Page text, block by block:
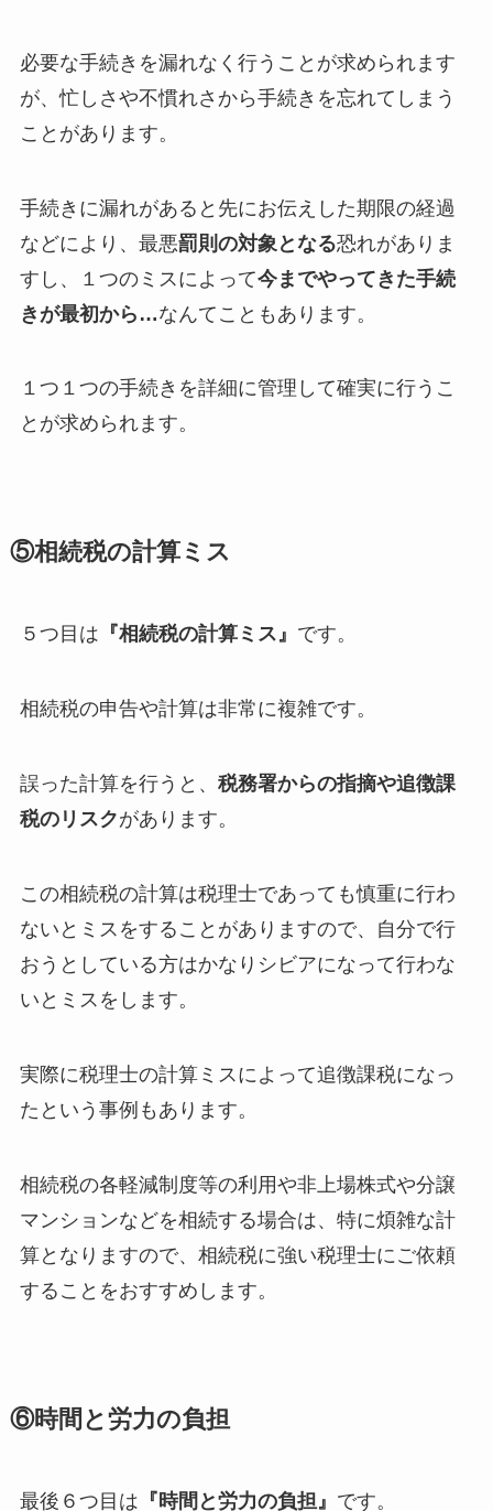
必要な手続きを漏れなく行うことが求められます
が、忙しさや不慣れさから手続きを忘れてしまう
ことがあります。
手続きに漏れがあると先にお伝えした期限の経過
などにより、最悪罰則の対象となる恐れがありま
すし、１つのミスによって今までやってきた手続
きが最初から…なんてこともあります。
１つ１つの手続きを詳細に管理して確実に行うこ
とが求められます。
⑤相続税の計算ミス
５つ目は 『相続税の計算ミス』 です。
相続税の申告や計算は非常に複雑です。
誤った計算を行うと、 税務署からの指摘や追徴課
税のリスクがあります。
この相続税の計算は税理士であっても慎重に行わ
ないとミスをすることがありますので、自分で行
おうとしている方はかなりシビアになって行わな
いとミスをします。
実際に税理士の計算ミスによって追徴課税になっ
たという事例もあります。
相続税の各軽減制度等の利用や非上場株式や分譲
マンションなどを相続する場合は、特に煩雑な計
算となりますので、相続税に強い税理士にご依頼
することをおすすめします。
⑥時間と労力の負担
最後６つ目は 『時間と労力の負担』 です。